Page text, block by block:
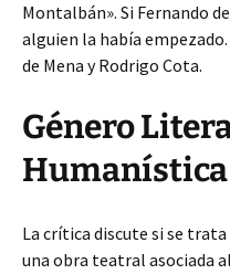
Montalbán». Si Fernando
alguien la había
de Mena y Rodrigo Cota.
Género
Humanística
La crítica discute si se
una obra teatral asociada